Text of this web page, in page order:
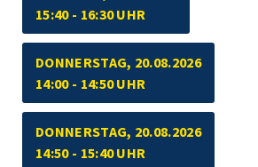
15:40 - 16:30 UHR
DONNERSTAG, 20.08.2026
14:00 - 14:50 UHR
DONNERSTAG, 20.08.2026
14:50 - 15:40 UHR